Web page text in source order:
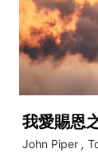
我愛賜恩
John Piper ,